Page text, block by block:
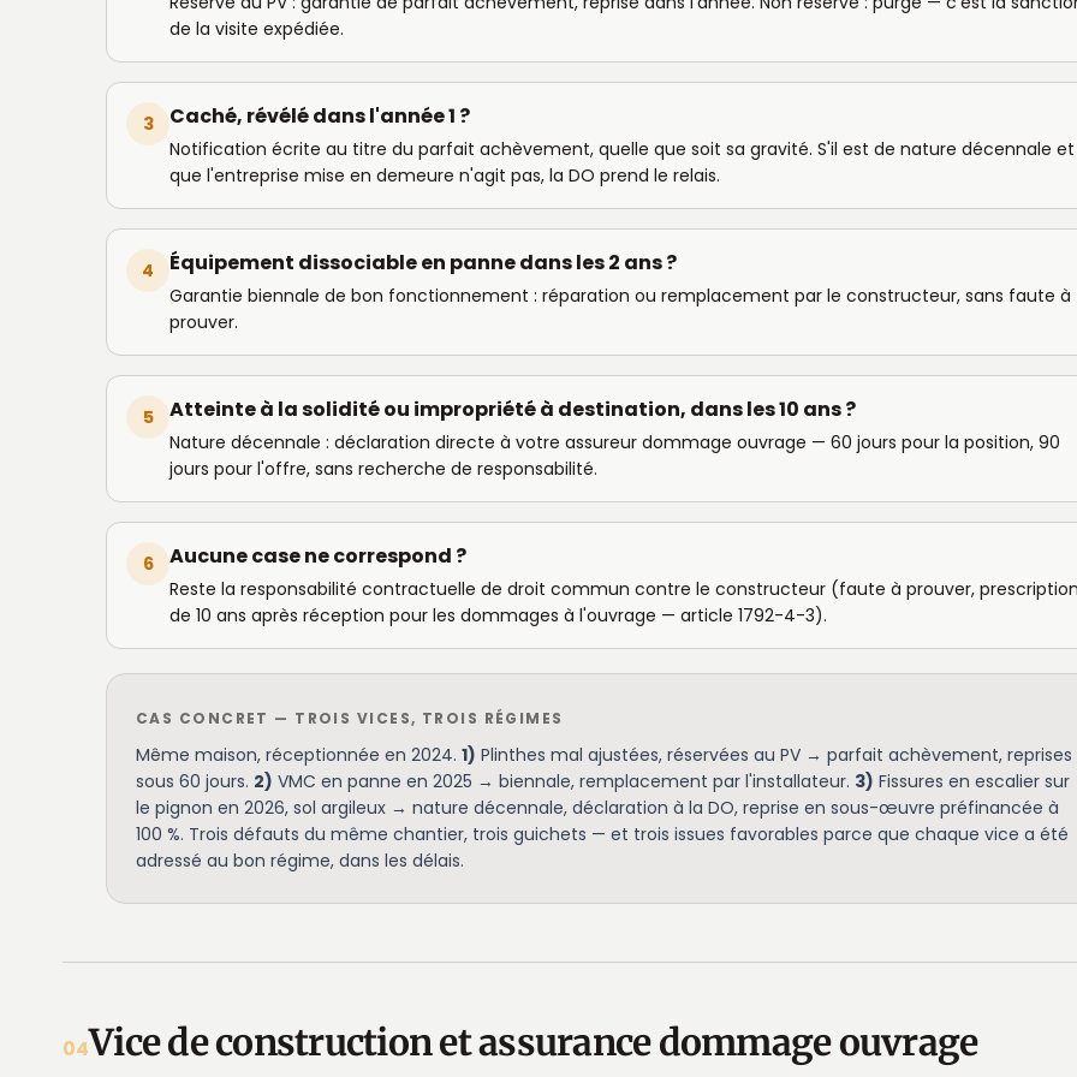
de la visite expédiée.
3 Caché, révélé dans l'année 1 ?
Notification écrite au titre du parfait achèvement, quelle que soit sa gravité. S'il est de nature décennale et
que l'entreprise mise en demeure n'agit pas, la DO prend le relais.
4 Équipement dissociable en panne dans les 2 ans ?
Garantie biennale de bon fonctionnement : réparation ou remplacement par le constructeur, sans faute à
prouver.
5 Atteinte à la solidité ou impropriété à destination, dans les 10 ans ?
Nature décennale : déclaration directe à votre assureur dommage ouvrage — 60 jours pour la position, 90
jours pour l'offre, sans recherche de responsabilité.
6 Aucune case ne correspond ?
Reste la responsabilité contractuelle de droit commun contre le constructeur (faute à prouver,
de 10 ans après réception pour les dommages à l'ouvrage — article 1792-4-3).
CAS CONCRET — TROIS VICES, TROIS RÉGIMES
Même maison, réceptionnée en 2024. 1) Plinthes mal ajustées, réservées au PV → parfait achèvement, reprises
sous 60 jours. 2) VMC en panne en 2025 → biennale, remplacement par l'installateur. 3) Fissures en escalier sur
le pignon en 2026, sol argileux → nature décennale, déclaration à la DO, reprise en sous-œuvre préfinancée à
100 %. Trois défauts du même chantier, trois guichets — et trois issues favorables parce que chaque vice a été
adressé au bon régime, dans les délais.
04Vice de construction et assurance dommage ouvrage